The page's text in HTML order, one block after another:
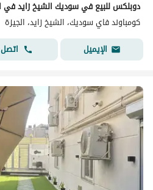
كومباوند فاي سوديك، الشيخ زايد، الجيزة
الإيميل
اتصل